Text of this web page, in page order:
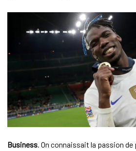
Business. On connaissait la passion